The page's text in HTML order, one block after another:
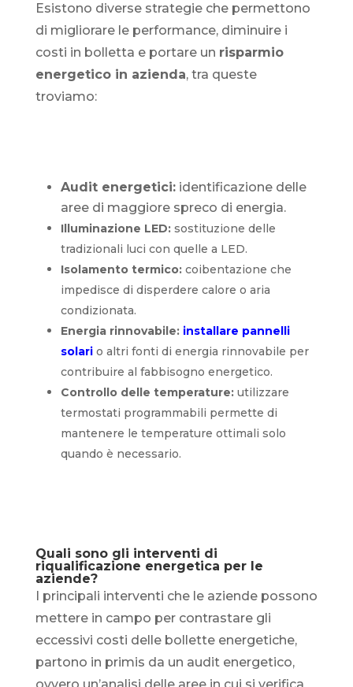
Esistono diverse strategie che permettono
di migliorare le performance, diminuire i
costi in bolletta e portare un risparmio
energetico in azienda, tra queste
troviamo:
Audit energetici:identificazione delle
aree di maggiore spreco di energia.
Illuminazione LED:sostituzione delle
tradizionali luci con quelle a LED.
Isolamento termico:coibentazione che
impedisce di disperdere calore o aria
condizionata.
Energia rinnovabile: installare pannelli
solari o altri fonti di energia rinnovabile per
contribuire al fabbisogno energetico.
Controllo delle temperature:utilizzare
termostati programmabili permette di
mantenere le temperature ottimali solo
quando è necessario.
Quali sono gli interventi di
riqualificazione energetica per le
aziende?
I principali interventi che le aziende possono
mettere in campo per contrastare gli
eccessivi costi delle bollette energetiche,
partono in primis da un audit energetico,